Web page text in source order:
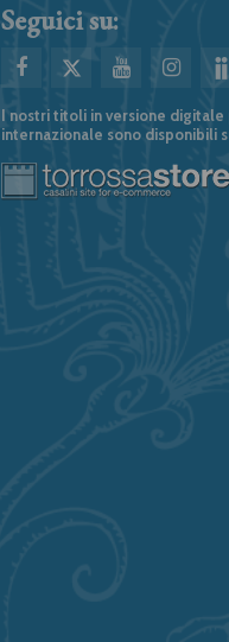
Seguici su:
I nostri titoli in versione
internazionale sono disponibili